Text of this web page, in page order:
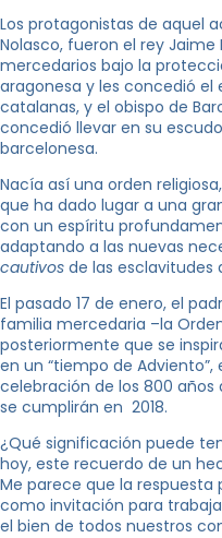
Los protagonistas de aquel
Nolasco, fueron el rey Jaime
mercedarios bajo la
aragonesa y les concedió el
catalanas, y el obispo de
concedió llevar en su
barcelonesa.
Nacía así una orden
que ha dado lugar a una
con un espíritu
adaptando a las nuevas
cautivos de las esclavitudes
El pasado 17 de enero, el
familia mercedaria –la
posteriormente que se
en un “tiempo de
celebración de los 800
se cumplirán en 2018.
¿Qué significación puede
hoy, este recuerdo de un
Me parece que la respuesta
como invitación para
el bien de todos nuestros